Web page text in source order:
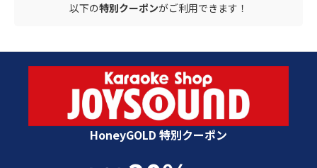
以下の特別クーポンがご利用できます！
カラオケショップ JOYSOUND 特別クーポン
HoneyGOLD 特別クーポン